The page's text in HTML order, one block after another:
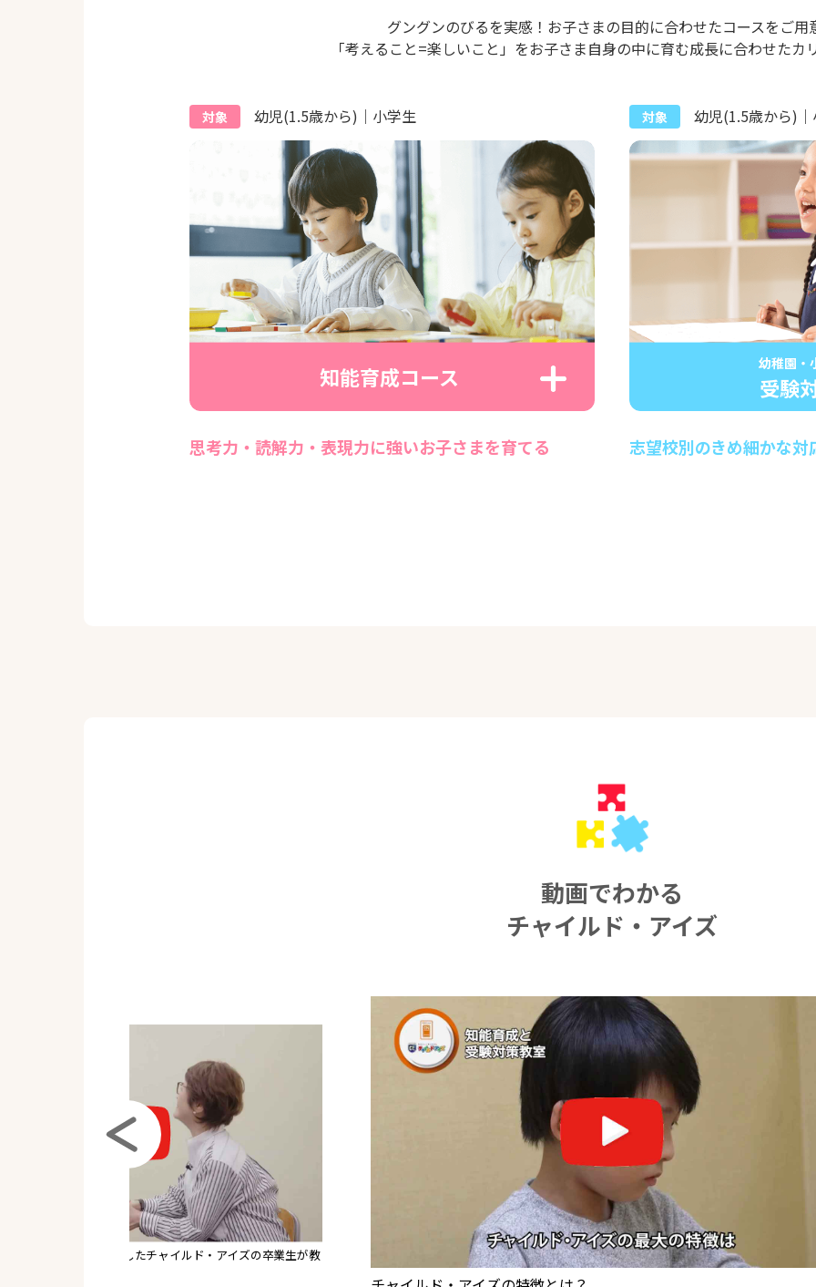
グングンのびるを実感！お子さまの目的に合わせたコースをご用
「考えること=楽しいこと」をお子さま自身の中に育む成長に合わせたカ
対象 幼児(1.5歳から)｜小学生
知能育成コース
思考力・読解力・表現力に強いお子さまを育てる
対象 幼児(1.5歳から)
幼稚園・
受験
志望校別のきめ細かな
動画でわかる
チャイルド・アイズ
知育のレッスンを受講中の生徒保護者さまへインタビュー